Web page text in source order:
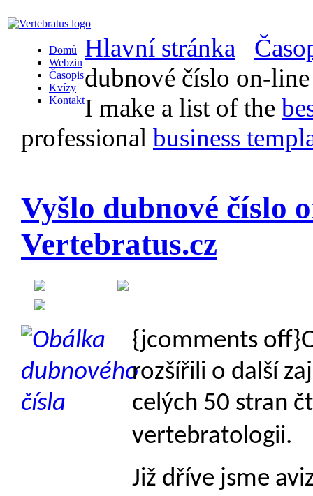
Domů
Webzin
Časopis
Kvízy
Kontakt
Hlavní stránka
dubnové číslo on-line
I make a list of the
professional business
Vyšlo dubnové číslo
Vertebratus.cz
{jcomments
rozšířili o další
celých 50 stran
vertebratologii.
Již dříve jsme